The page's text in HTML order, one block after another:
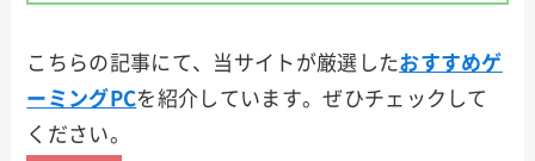
こちらの記事にて、当サイトが厳選したおすすめゲ
ーミングPCを紹介しています。ぜひチェックして
ください。